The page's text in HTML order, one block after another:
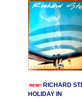
RICHARD
HOLIDAY IN